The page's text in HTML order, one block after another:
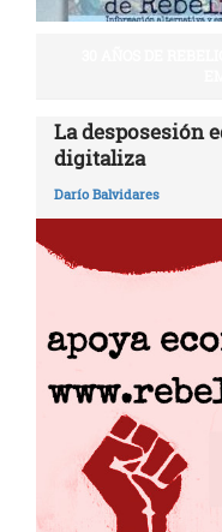
La desposesión
digitaliza
Darío Balvidares